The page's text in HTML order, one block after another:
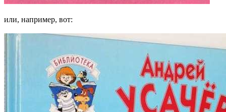
или, например, вот: